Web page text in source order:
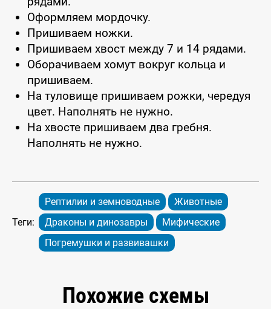
Оформляем мордочку.
Пришиваем ножки.
Пришиваем хвост между 7 и 14 рядами.
Оборачиваем хомут вокруг кольца и
пришиваем.
На туловище пришиваем рожки, чередуя
цвет. Наполнять не нужно.
На хвосте пришиваем два гребня.
Наполнять не нужно.
Теги:
Рептилии и земноводные
Животные
Драконы и динозавры
Мифические
Погремушки и развивашки
Похожие схемы